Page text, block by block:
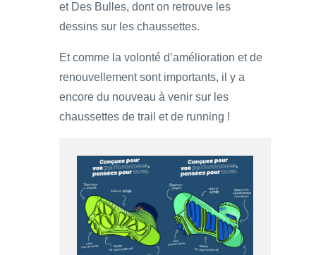
et Des Bulles, dont on retrouve les
dessins sur les chaussettes.
Et comme la volonté d’amélioration et de
renouvellement sont importants, il y a
encore du nouveau à venir sur les
chaussettes de trail et de running !